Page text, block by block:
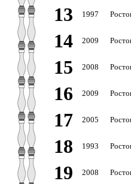
13 1997
14 2009
15 2008
16 2009
17 2005
18 1993
19 2008